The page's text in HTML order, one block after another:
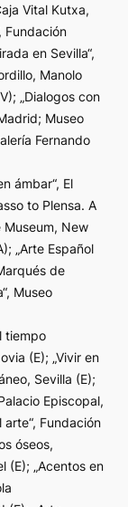
Vital Kutxa,
Fundación
en Sevilla“,
Manolo
„Dialogos con
Museo
Fernando
ámbar“, El
to Plensa. A
New
„Arte Español
de
Museo
tiempo
(E); „Vivir en
Sevilla (E);
Episcopal,
arte“, Fundación
óseos,
(E); „Acentos en